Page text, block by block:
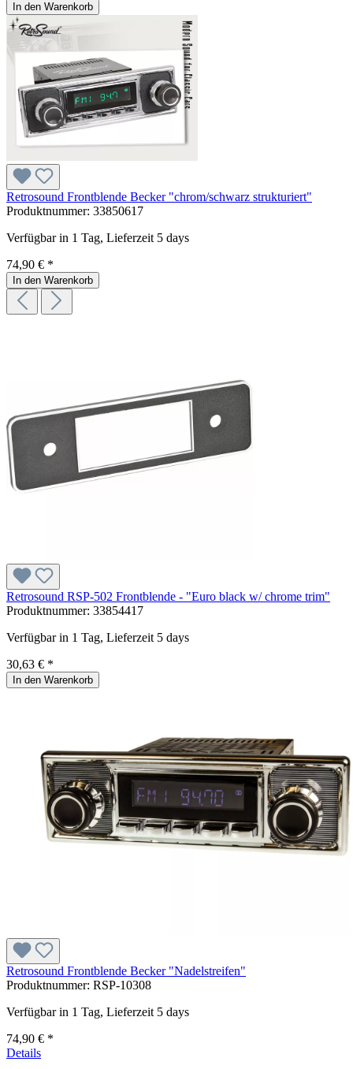
In den Warenkorb
Retrosound Frontblende Becker "chrom/schwarz strukturiert"
Produktnummer: 33850617
Verfügbar in 1 Tag, Lieferzeit 5 days
74,90 € *
In den Warenkorb
Retrosound RSP-502 Frontblende - "Euro black w/ chrome trim"
Produktnummer: 33854417
Verfügbar in 1 Tag, Lieferzeit 5 days
30,63 € *
In den Warenkorb
Retrosound Frontblende Becker "Nadelstreifen"
Produktnummer: RSP-10308
Verfügbar in 1 Tag, Lieferzeit 5 days
74,90 € *
Details